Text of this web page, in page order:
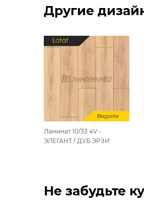
Другие
Ламинат 10/33 4V -
ЭЛЕГАНТ / ДУБ ЭРЗИ
Не забудьте